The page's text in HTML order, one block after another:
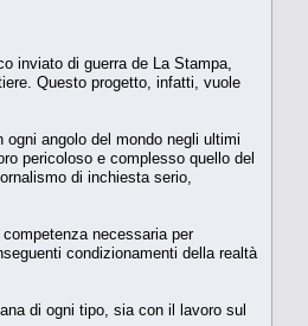
inviato di guerra de La Stampa,
Questo progetto, infatti, vuole
angolo del mondo negli ultimi
pericoloso e complesso quello del
di inchiesta serio,
necessaria per
condizionamenti della realtà
di ogni tipo, sia con il lavoro sul